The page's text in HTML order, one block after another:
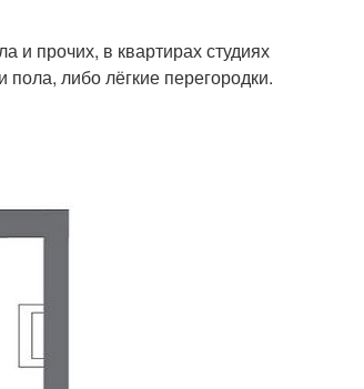
и прочих, в квартирах студиях
либо лёгкие перегородки.